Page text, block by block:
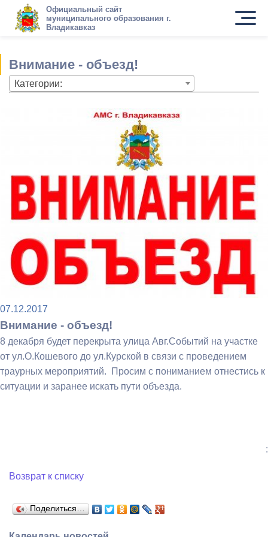
Официальный сайт
муниципального образования г.
Владикавказ
Внимание - объезд!
Категории:
07.12.2017
Внимание - объезд!
8 декабря будет перекрыта улица Авг.Событий на участке
от ул.О.Кошевого до ул.Курской в связи с проведением
траурных мероприятий. Просим с пониманием отнестись к
ситуации и заранее искать пути объезда.
:
Возврат к списку
Поделиться…